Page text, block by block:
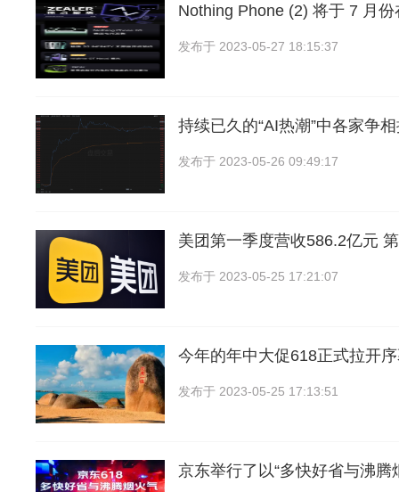
Nothing Phone (2) 将于 7 月
发布于 2023-05-27 18:15:37
持续已久的“AI热潮”中各家争
发布于 2023-05-26 09:49:17
美团第一季度营收586.2亿元
发布于 2023-05-25 17:21:07
今年的年中大促618正式拉开序
发布于 2023-05-25 17:13:51
京东举行了以“多快好省与沸腾